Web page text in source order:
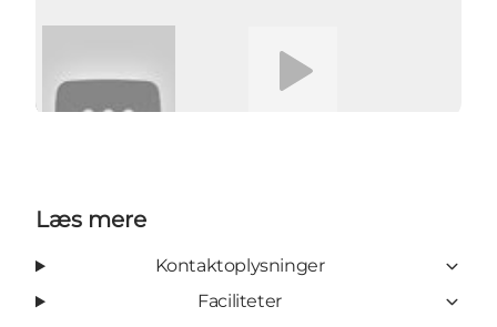
Læs mere
Kontaktoplysninger
Faciliteter